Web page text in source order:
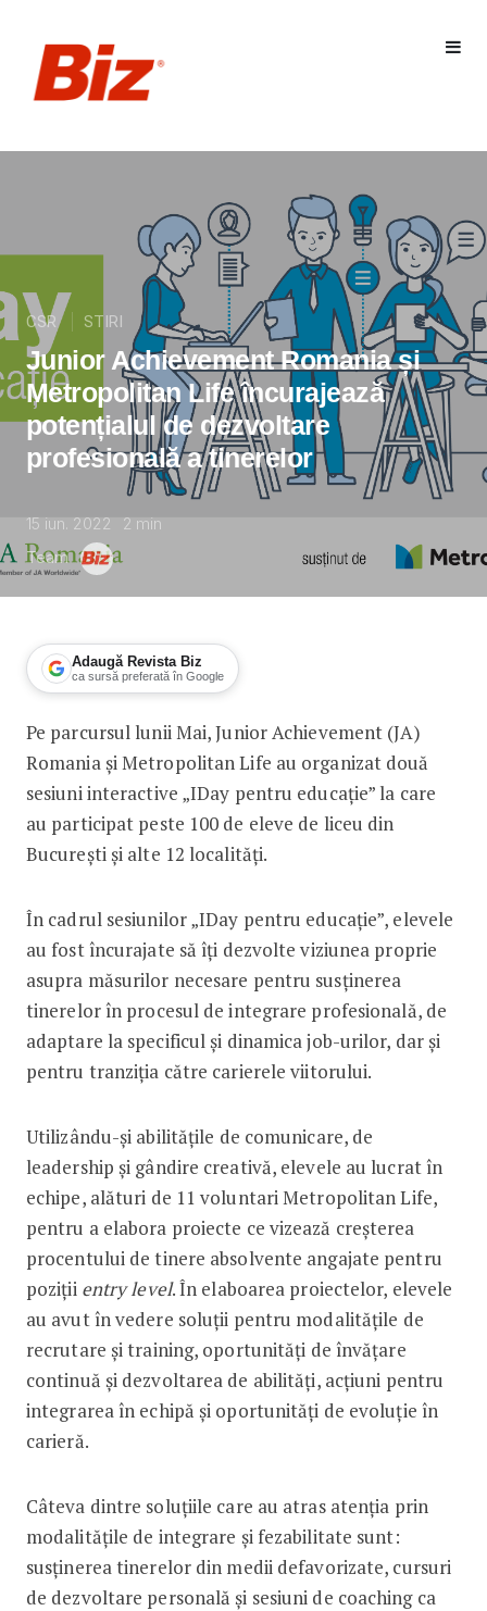
CSR STIRI
Junior Achievement Romania și
Metropolitan Life încurajează
potențialul de dezvoltare
profesională a tinerelor
15 iun. 2022 2 min
Team
Adaugă Revista Biz
ca sursă preferată în Google
Junior Achievement Romania și
Pe parcursul lunii Mai, Junior Achievement (JA)
Romania și Metropolitan Life au organizat două
sesiuni interactive „IDay pentru educație” la care
au participat peste 100 de eleve de liceu din
București și alte 12 localități.
În cadrul sesiunilor „IDay pentru educație”, elevele
au fost încurajate să îți dezvolte viziunea proprie
asupra măsurilor necesare pentru susținerea
tinerelor în procesul de integrare profesională, de
adaptare la specificul și dinamica job-urilor, dar și
pentru tranziția către carierele viitorului.
Utilizându-și abilitățile de comunicare, de
leadership și gândire creativă, elevele au lucrat în
echipe, alături de 11 voluntari Metropolitan Life,
pentru a elabora proiecte ce vizează creșterea
procentului de tinere absolvente angajate pentru
poziții entry level. În elaboarea proiectelor, elevele
au avut în vedere soluții pentru modalitățile de
recrutare și training, oportunități de învățare
continuă și dezvoltarea de abilități, acțiuni pentru
integrarea în echipă și oportunități de evoluție în
carieră.
Câteva dintre soluțiile care au atras atenția prin
modalitățile de integrare și fezabilitate sunt:
susținerea tinerelor din medii defavorizate, cursuri
de dezvoltare personală și sesiuni de coaching ca